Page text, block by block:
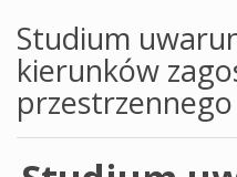
Studium
kierunków